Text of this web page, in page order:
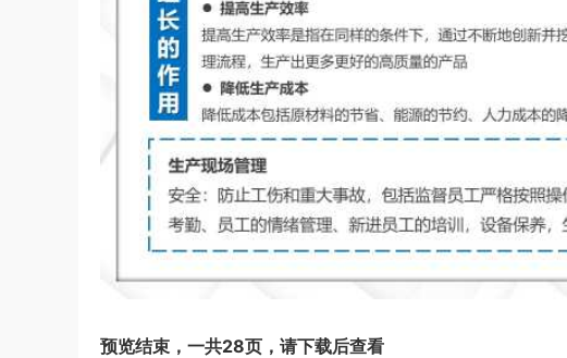
预览结束，一共28页，请下载后查看